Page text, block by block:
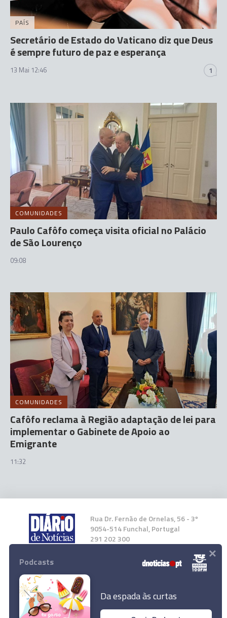
PAÍS
Secretário de Estado do Vaticano diz que Deus
é sempre futuro de paz e esperança
13 Mai 12:46 1
COMUNIDADES
Paulo Cafôfo começa visita oficial no Palácio
de São Lourenço
09:08
COMUNIDADES
Cafôfo reclama à Região adaptação de lei para
implementar o Gabinete de Apoio ao
Emigrante
11:32
Rua Dr. Fernão de Ornelas, 56 - 3º
9054-514 Funchal, Portugal
291 202 300
Instale a nossa App
Podcasts
Da espada às curtas
×